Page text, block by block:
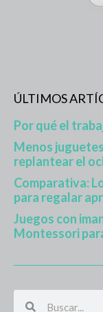
ÚLTIMOS
Por qué el
Menos
replantear el
Comparativa:
para regalar
Juegos con
Montessori